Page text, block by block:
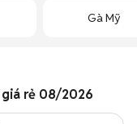
Gà Mỹ
giá rẻ 08/2026